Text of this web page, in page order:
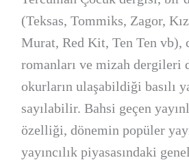
(Teksas, Tommiks, Zagor,
Murat, Red Kit, Ten Ten vb),
romanları ve mizah dergileri
okurların ulaşabildiği basılı
sayılabilir. Bahsi geçen
özelliği, dönemin popüler
yayıncılık piyasasındaki